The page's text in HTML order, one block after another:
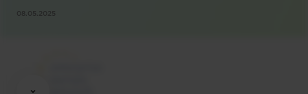
08.05.2025